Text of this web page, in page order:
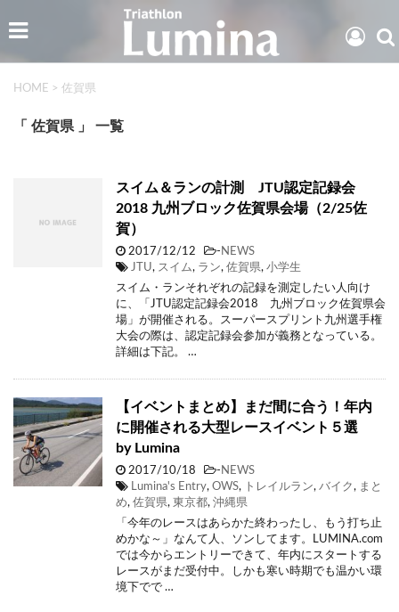
HOME > 佐賀県
「 佐賀県 」 一覧
スイム＆ランの計測 JTU認定記録会
2018 九州ブロック佐賀県会場（2/25佐
賀）
2017/12/12 - NEWS
JTU, スイム, ラン, 佐賀県, 小学生
スイム・ランそれぞれの記録を測定したい人向け
に、「JTU認定記録会2018 九州ブロック佐賀県会
場」が開催される。スーパースプリント九州選手権
大会の際は、認定記録会参加が義務となっている。
詳細は下記。 …
【イベントまとめ】まだ間に合う！年内
に開催される大型レースイベント５選
by Lumina
2017/10/18 - NEWS
Lumina's Entry, OWS, トレイルラン, バイク, まと
め, 佐賀県, 東京都, 沖縄県
「今年のレースはあらかた終わったし、もう打ち止
めかな～」なんて人、ソンしてます。LUMINA.com
では今からエントリーできて、年内にスタートする
レースがまだ受付中。しかも寒い時期でも温かい環
境下でで …